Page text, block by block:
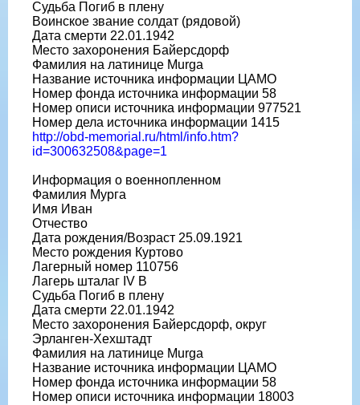
Судьба Погиб в плену
Воинское звание солдат (рядовой)
Дата смерти 22.01.1942
Место захоронения Байерсдорф
Фамилия на латинице Murga
Название источника информации ЦАМО
Номер фонда источника информации 58
Номер описи источника информации 977521
Номер дела источника информации 1415
http://obd-memorial.ru/html/info.htm?
id=300632508&page=1
Информация о военнопленном
Фамилия Мурга
Имя Иван
Отчество
Дата рождения/Возраст 25.09.1921
Место рождения Куртово
Лагерный номер 110756
Лагерь шталаг IV B
Судьба Погиб в плену
Дата смерти 22.01.1942
Место захоронения Байерсдорф, округ
Эрланген-Хехштадт
Фамилия на латинице Murga
Название источника информации ЦАМО
Номер фонда источника информации 58
Номер описи источника информации 18003